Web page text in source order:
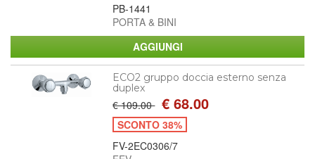
PB-1441
PORTA & BINI
ECO2 gruppo doccia esterno senza
duplex
€ 109.00 € 68.00
SCONTO 38%
FV-2EC0306/7